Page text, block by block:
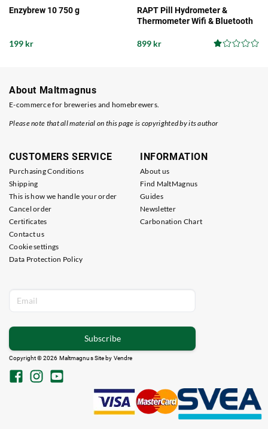
Enzybrew 10 750 g
199 kr
RAPT Pill Hydrometer &
Thermometer Wifi & Bluetooth
899 kr
About Maltmagnus
E-commerce for breweries and homebrewers.
Please note that all material on this page is copyrighted by its author
CUSTOMERS SERVICE
Purchasing Conditions
Shipping
This is how we handle your order
Cancel order
Certificates
Contact us
Cookie settings
Data Protection Policy
INFORMATION
About us
Find MaltMagnus
Guides
Newsletter
Carbonation Chart
Subscribe
Copyright © 2026 Maltmagnus Site by Vendre